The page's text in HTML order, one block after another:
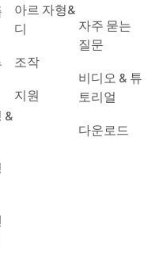
&
아르 자형&
디
조작
지원
자주 묻는
질문
비디오 & 튜
토리얼
다운로드